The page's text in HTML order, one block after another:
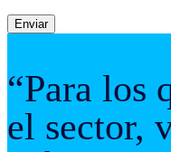
“Para los
el sector,